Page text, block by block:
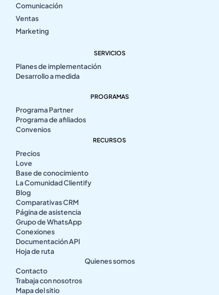
Comunicación
Ventas
Marketing
SERVICIOS
Planes de implementación
Desarrollo a medida
PROGRAMAS
Programa Partner
Programa de afiliados
Convenios
RECURSOS
Precios
Love
Base de conocimiento
La Comunidad Clientify
Blog
Comparativas CRM
Página de asistencia
Grupo de WhatsApp
Conexiones
Documentación API
Hoja de ruta
Quienes somos
Contacto
Trabaja con nosotros
Mapa del sitio